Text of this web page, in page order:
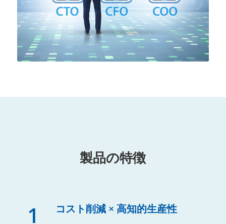
製品の特徴
1 コスト削減 × 高知的生産性